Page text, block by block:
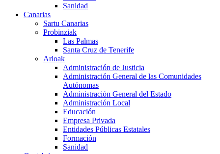
Sanidad
Canarias
Sartu Canarias
Probinziak
Las Palmas
Santa Cruz de Tenerife
Arloak
Administración de Justicia
Administración General de las Comunidades
Autónomas
Administración General del Estado
Administración Local
Educación
Empresa Privada
Entidades Públicas Estatales
Formación
Sanidad